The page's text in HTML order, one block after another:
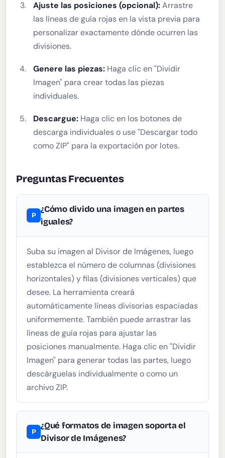
Ajuste las posiciones (opcional):Arrastre
las líneas de guía rojas en la vista previa para
personalizar exactamente dónde ocurren las
divisiones.
Genere las piezas: Haga clic en "Dividir
Imagen" para crear todas las piezas
individuales.
Descargue: Haga clic en los botones de
descarga individuales o use "Descargar todo
como ZIP" para la exportación por lotes.
Preguntas Frecuentes
¿Cómo divido una imagen en partes
iguales?
Suba su imagen al Divisor de Imágenes, luego
establezca el número de columnas (divisiones
horizontales) y filas (divisiones verticales) que
desee. La herramienta creará
automáticamente líneas divisorias espaciadas
uniformemente. También puede arrastrar las
líneas de guía rojas para ajustar las
posiciones manualmente. Haga clic en "Dividir
Imagen" para generar todas las partes, luego
descárguelas individualmente o como un
archivo ZIP.
¿Qué formatos de imagen soporta el
Divisor de Imágenes?